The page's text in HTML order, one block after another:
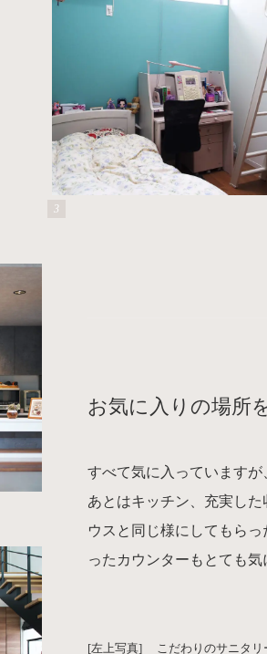
お気に入りの場所
すべて気に入っていますが
あとはキッチン、充実し
ウスと同じ様にしてもら
ったカウンターもとても気
[左上写真] こだわりのサニタリ